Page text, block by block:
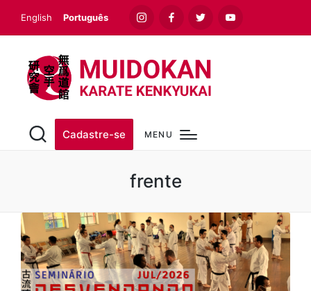
English Português
InstagramFacebookTwitterYoutube
Cadastre-se MENU
frente